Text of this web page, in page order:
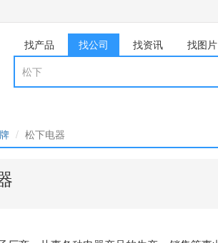
找产品 找公司 找资讯 找图片
松下电器